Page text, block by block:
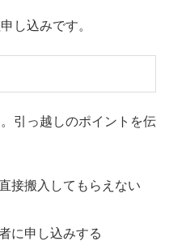
し込みです。
引っ越しのポイントを伝
接搬入してもらえない
に申し込みする